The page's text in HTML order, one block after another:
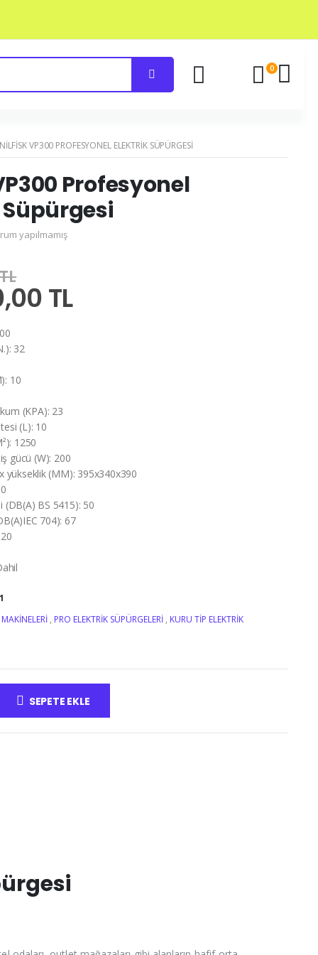
0
VP300 PROFESYONEL ELEKTRIK SÜPÜRGESI
Profesyonel
yapılmamış
TL
32
10
(KPA): 23
(L): 10
1250
gücü (W): 200
yükseklik (MM): 395x340x390
(DB(A) BS 5415): 50
704): 67
, PRO ELEKTRIK SÜPÜRGELERI , KURU TIP ELEKTRIK
SEPETE EKLE